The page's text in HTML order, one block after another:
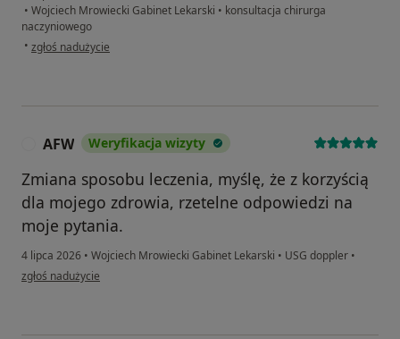
• Wojciech Mrowiecki Gabinet Lekarski • konsultacja chirurga
naczyniowego
• w opinii użytkownika Ania B
zgłoś nadużycie
AFW Weryfikacja wizyty
Zmiana sposobu leczenia, myślę, że z korzyścią
dla mojego zdrowia, rzetelne odpowiedzi na
moje pytania.
4 lipca 2026 • Wojciech Mrowiecki Gabinet Lekarski • USG doppler •
w opinii użytkownika AFW
zgłoś nadużycie